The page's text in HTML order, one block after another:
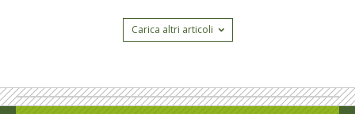
Carica altri articoli